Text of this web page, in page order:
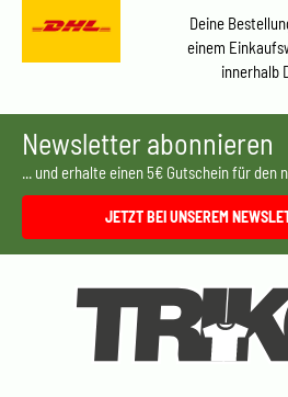
Deine
einem
innerhalb
Newsletter abonnieren
... und erhalte einen 5€ Gutschein für den
JETZT BEI UNSEREM